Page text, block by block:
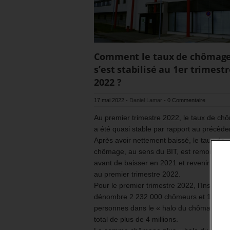
Comment le taux de
s’est stabilisé au 1er
2022 ?
17 mai 2022 - Daniel Lamar - 0 Commentaire
Au premier trimestre 2022, le taux de
a été quasi stable par rapport au
Après avoir nettement baissé, le taux de
chômage, au sens du BIT, est remonté en
avant de baisser en 2021 et revenir quasi
au premier trimestre 2022.
Pour le premier trimestre 2022, l’Insee
dénombre 2 232 000 chômeurs et 1 847
personnes dans le « halo du chômage »,
total de plus de 4 millions.